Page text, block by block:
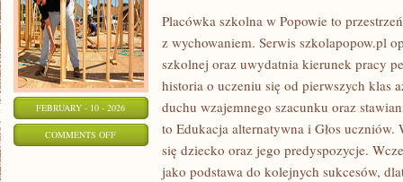
FEBRUARY - 10 - 2026
COMMENTS OFFON
Placówka szkolna w Popowie to
z wychowaniem. Serwis szkolapopow.pl
szkolnej oraz uwydatnia kierunek pracy
historia o uczeniu się od pierwszych klas
duchu wzajemnego szacunku oraz
to Edukacja alternatywna i Głos
się dziecko oraz jego predyspozycje.
jako podstawa do kolejnych sukcesów,